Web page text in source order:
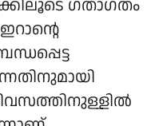
ഗതാഗതം